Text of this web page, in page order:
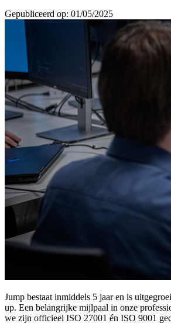
Gepubliceerd op: 01/05/2025
Jump bestaat inmiddels 5 jaar en is
up. Een belangrijke mijlpaal in onze
we zijn officieel ISO 27001 én ISO 9001